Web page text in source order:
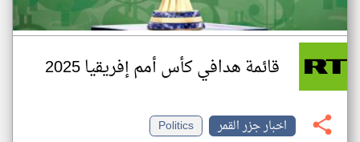
قائمة هدافي كأس أمم إفريقيا 2025
اخبار جزر القمر
Politics